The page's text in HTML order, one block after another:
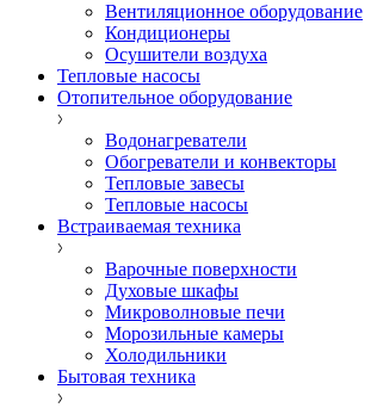
Вентиляционное оборудование
Кондиционеры
Осушители воздуха
Тепловые насосы
Отопительное оборудование
Водонагреватели
Обогреватели и конвекторы
Тепловые завесы
Тепловые насосы
Встраиваемая техника
Варочные поверхности
Духовые шкафы
Микроволновые печи
Морозильные камеры
Холодильники
Бытовая техника